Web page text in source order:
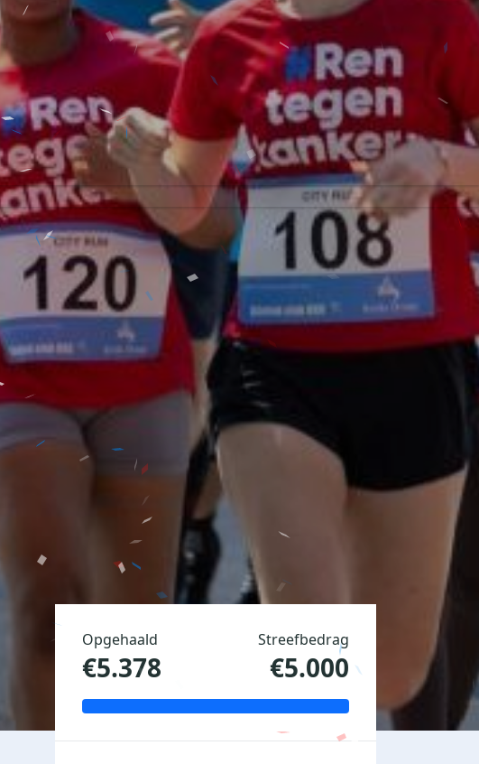
Opgehaald
€5.378
Streefbedrag
€5.000